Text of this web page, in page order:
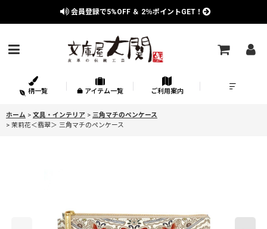
会員登録で5%OFF ＆ 2％ポイントGET！
柄一覧 アイテム一覧 ご利用案内
ホーム > 文具・インテリア > 三角マチのペンケース
> 茉莉花＜翡翠＞ 三角マチのペンケース